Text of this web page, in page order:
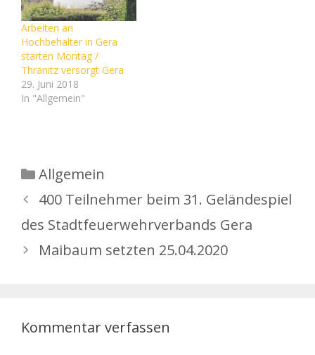
öffentlichen Nahverkehr
für die Fortschreibung
einzubringen.Unter
Angabe des Betreffs
„Nahverkehrsplan“
können interessierte
Bürger das
Verkehrsamt…
Arbeiten an
Hochbehälter in Gera
starten Montag /
Thränitz versorgt Gera
29. Juni 2018
In "Allgemein"
Kategorien
Allgemein
400 Teilnehmer beim 31. Geländespiel
des Stadtfeuerwehrverbands Gera
Maibaum setzten 25.04.2020
Kommentar verfassen